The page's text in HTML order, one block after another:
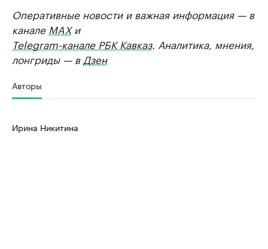
Оперативные новости и важная информация — в
канале MAXи
Telegram-канале РБК Кавказ. Аналитика, мнения,
лонгриды — в Дзен
Авторы
Ирина Никитина